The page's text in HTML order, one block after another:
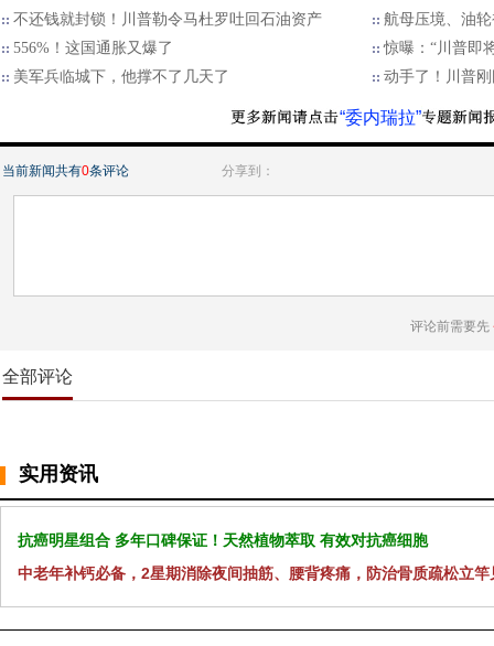
不还钱就封锁！川普勒令马杜罗吐回石油资产
航母压境、油
556%！这国通胀又爆了
惊曝：“川普即
美军兵临城下，他撑不了几天了
动手了！川普
“委内瑞拉”
当前新闻共有0条评论 分享到：
评论前需要先
全部评论
实用资讯
抗癌明星组合 多年口碑保证！天然植物萃取 有效对抗癌细胞
中老年补钙必备，2星期消除夜间抽筋、腰背疼痛，防治骨质疏松立竿